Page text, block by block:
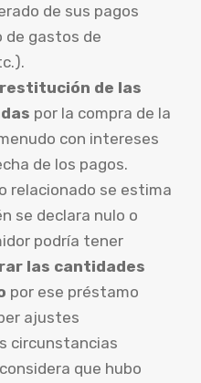
de sus pagos
de gastos de
restitución de las
por la compra de la
con intereses
de los pagos.
relacionado se estima
se declara nulo o
podría tener
las cantidades
por ese préstamo
ajustes
circunstancias
que hubo